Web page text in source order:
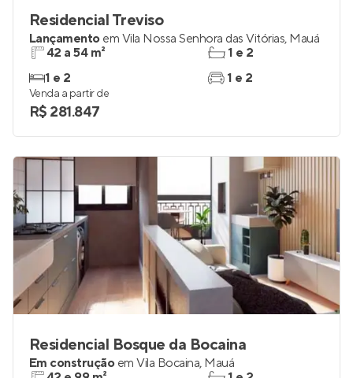
Residencial Treviso
Lançamento em Vila Nossa Senhora das Vitórias, Mauá
42 a 54 m²
1 e 2
1 e 2
1 e 2
Venda a partir de
R$ 281.847
Residencial Bosque da Bocaina
Em construção em Vila Bocaina, Mauá